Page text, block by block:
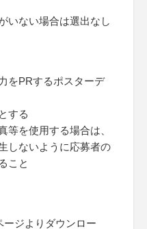
いない場合は選出なし
をPRするポスターデ
する
を使用する場合は、
しないように応募者の
こと
ジよりダウンロー